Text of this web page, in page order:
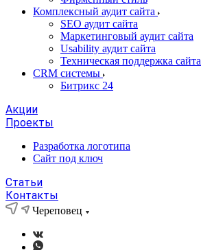
Комплексный аудит сайта
SEO аудит сайта
Маркетинговый аудит сайта
Usability аудит сайта
Техническая поддержка сайта
CRM системы
Битрикс 24
Акции
Проекты
Разработка логотипа
Сайт под ключ
Статьи
Контакты
Череповец